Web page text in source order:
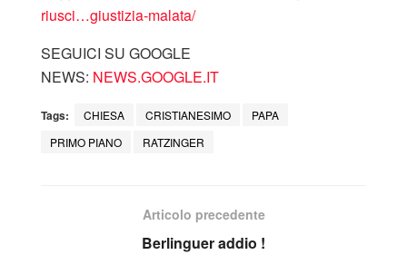
riusci…giustizia-malata/
SEGUICI SU GOOGLE
NEWS: NEWS.GOOGLE.IT
Tags: CHIESA CRISTIANESIMO
PAPA
PRIMO PIANO
RATZINGER
Articolo precedente
Berlinguer addio !